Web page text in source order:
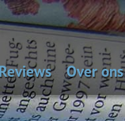
Reviews Over ons